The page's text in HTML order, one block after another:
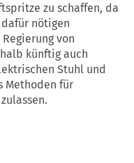
zu schaffen, da
nötigen
von
künftig auch
Stuhl und
Methoden für